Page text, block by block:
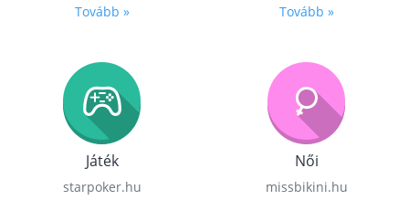
Tovább » Tovább »
Játék
starpoker.hu
Női
missbikini.hu